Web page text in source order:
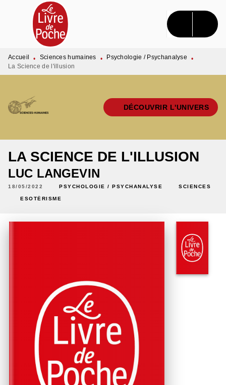
MENU RECHERCHE CONTENU
PIED DE PAGE
Accueil • Sciences humaines • Psychologie / Psychanalyse
•
La Science de l'illusion
DÉCOUVRIR L'UNIVERS
LA SCIENCE DE L'ILLUSION
LUC LANGEVIN
18/05/2022 PSYCHOLOGIE / PSYCHANALYSE SCIENCES
ESOTÉRISME